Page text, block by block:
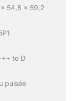
x 54,8 x 59,2
to D
pulsée